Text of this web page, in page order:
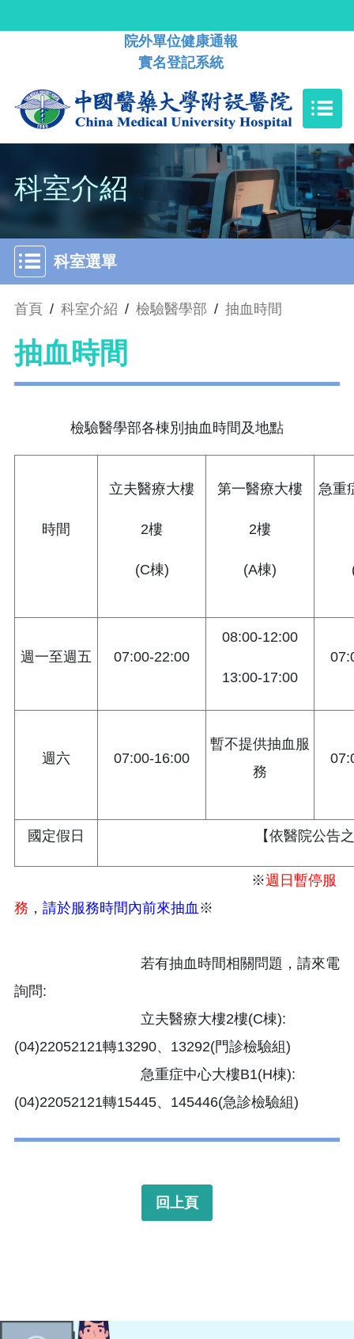
院外單位健康通報
實名登記系統
科室介紹
科室選單
首頁 / 科室介紹 / 檢驗醫學部 / 抽血時間
抽血時間
檢驗醫學部各棟別抽血時間及地點
時間
立夫醫療大樓
2樓
(C棟)
第一醫療大樓
2樓
(A棟)
急重
週一至週五 07:00-22:00
08:00-12:00
13:00-17:00
週六 07:00-16:00
暫不提供抽血服
務
國定假日 【依醫院公告
※週日暫停服
務 ， 請於服務時間內前來抽血 ※
若有抽血時間相關問題，請來電
詢問:
立夫醫療大樓2樓(C棟):
(04)22052121轉13290、13292(門診檢驗組)
急重症中心大樓B1(H棟):
(04)22052121轉15445、145446(急診檢驗組)
回上頁